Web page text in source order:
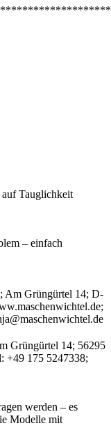
auf Tauglichkeit
– einfach
Am Grüngürtel 14; D-
Grüngürtel 14; 56295
+49 175 5247338;
werden – es
Modelle mit